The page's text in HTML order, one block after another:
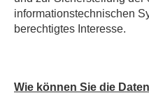
informationstechnischen
berechtigtes Interesse.
Wie können Sie die